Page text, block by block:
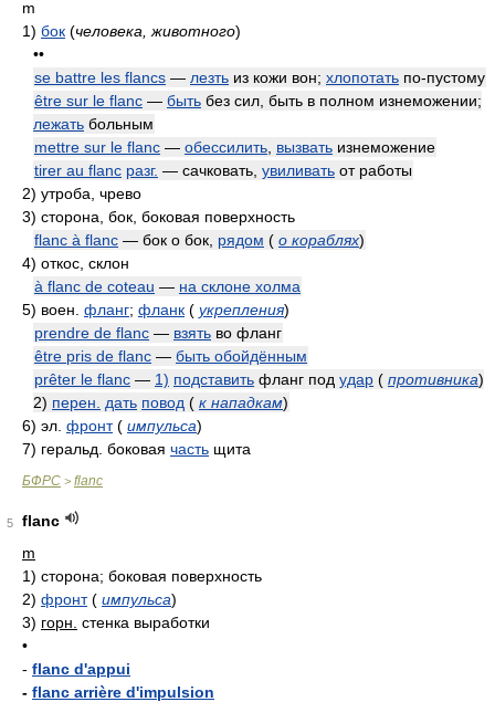
m
1) бок (человека, животного)
••
se battre les flancs — лезть из кожи вон; хлопотать по-пустому
être sur le flanc — быть без сил, быть в полном изнеможении;
лежать больным
mettre sur le flanc — обессилить вызвать изнеможение
tirer au flanc разг. — сачковать, увиливать от работы
2) утроба, чрево
3) сторона, бок, боковая поверхность
flanc à flanc — бок о бок, рядом ( о кораблях)
4) откос, склон
à flanc de coteau — на склоне холма
5) воен. фланг; фланк ( укрепления)
prendre de flanc — взять во фланг
être pris de flanc — быть обойдённым
prêter le flanc — 1) подставить фланг под удар ( противника)
2) перен. дать повод ( к нападкам)
6) эл. фронт ( импульса)
7) геральд. боковая часть щита
БФРС > flanc
5
flanc
m
1) сторона; боковая поверхность
2) фронт ( импульса)
3) горн. стенка выработки
•
- flanc d'appui
- flanc arrière d'impulsion